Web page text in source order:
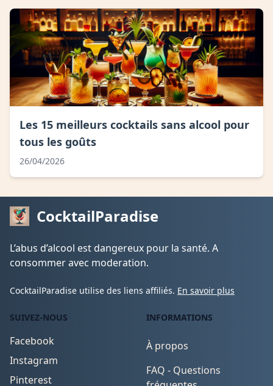
Les 15 meilleurs cocktails sans alcool pour
tous les goûts
26/04/2026
CocktailParadise
L’abus d’alcool est dangereux pour la santé. A
consommer avec moderation.
CocktailParadise utilise des liens affiliés. En savoir plus
SUIVEZ-NOUS
Facebook
Instagram
Pinterest
INFORMATIONS
À propos
FAQ - Questions